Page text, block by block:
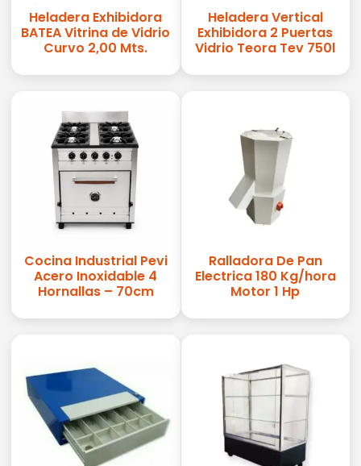
Heladera Exhibidora
BATEA Vitrina de Vidrio
Curvo 2,00 Mts.
Heladera Vertical
Exhibidora 2 Puertas
Vidrio Teora Tev 750l
Cocina Industrial Pevi
Acero Inoxidable 4
Hornallas – 70cm
Ralladora De Pan
Electrica 180 Kg/hora
Motor 1 Hp